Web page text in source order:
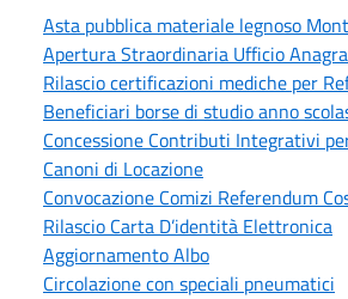
Asta pubblica materiale legnoso
Apertura Straordinaria Ufficio
Rilascio certificazioni mediche per
Beneficiari borse di studio anno
Concessione Contributi Integrativi
Canoni di Locazione
Convocazione Comizi Referendum
Rilascio Carta D’identità Elettronica
Aggiornamento Albo
Circolazione con speciali pneumatici